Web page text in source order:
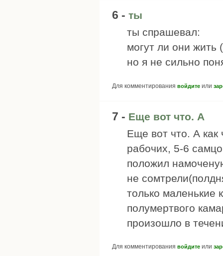
6 - ты
ты спрашевал:
могут ли они жить
но я не сильно
Для комментирования войдите или
7 - Еще вот что. А
Еще вот что. А как
рабочих, 5-6
положил
не
только маленькие
полумертвого
произошло в
Для комментирования войдите или